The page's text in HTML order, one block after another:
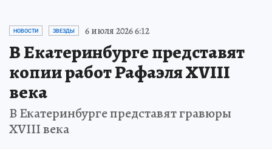
НОВОСТИ ЗВЕЗДЫ 6 июля 2026 6:12
В Екатеринбурге представят
копии работ Рафаэля XVIII
века
В Екатеринбурге представят гравюры
XVIII века